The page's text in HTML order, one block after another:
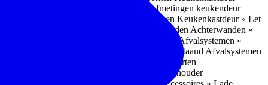
Keukenkastdeur » Afmetingen keukendeur
Keukenkastdeur » Deurgrepen Keukenkastdeur » Let
Achterwanden » Nadelen achterwanden Achterwanden »
Afvalsystemen »
Afvalsystemen » Vrijstaand Afvalsystemen
Inbouwaccessoires » Soorten
Inbouwaccessoires » Handdoekhouder